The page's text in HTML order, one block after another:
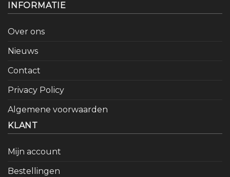
INFORMATIE
Over ons
Nieuws
Contact
Privacy Policy
Algemene voorwaarden
KLANT
Mijn account
Bestellingen